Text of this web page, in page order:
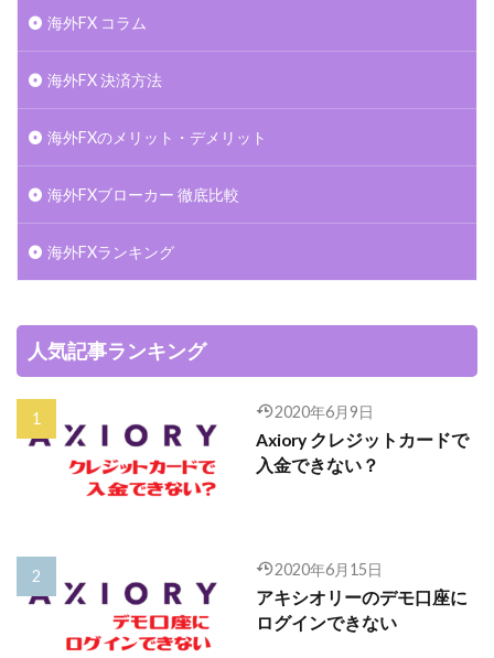
海外FX コラム
海外FX 決済方法
海外FXのメリット・デメリット
海外FXブローカー 徹底比較
海外FXランキング
人気記事ランキング
2020年6月9日
Axiory クレジットカードで
入金できない？
2020年6月15日
アキシオリーのデモ口座に
ログインできない